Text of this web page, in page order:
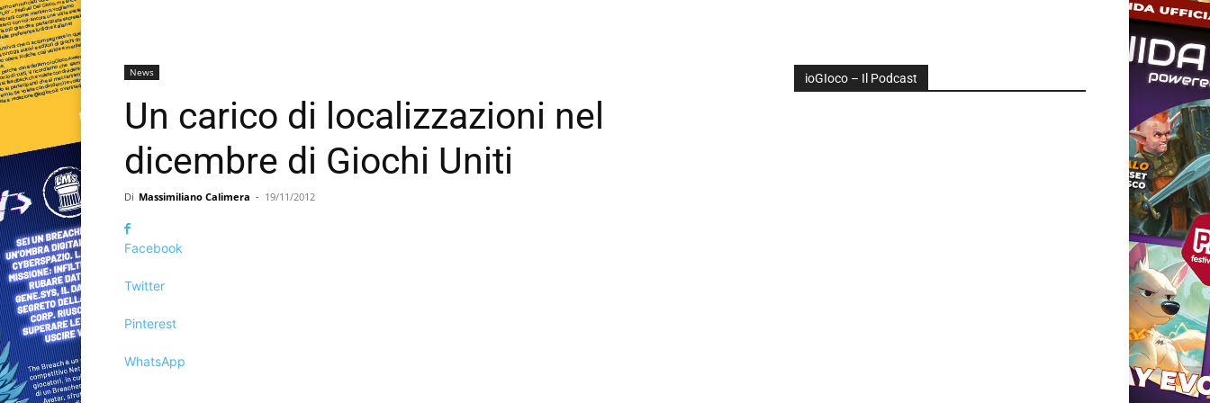
News
Un carico di localizzazioni nel
dicembre di Giochi Uniti
Di Massimiliano Calimera - 19/11/2012
Facebook
Twitter
Pinterest
WhatsApp
ioGIoco – Il Podcast